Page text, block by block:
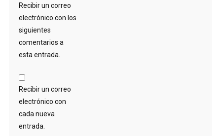
Recibir un correo
electrónico con los
siguientes
comentarios a
esta entrada.
Recibir un correo
electrónico con
cada nueva
entrada.